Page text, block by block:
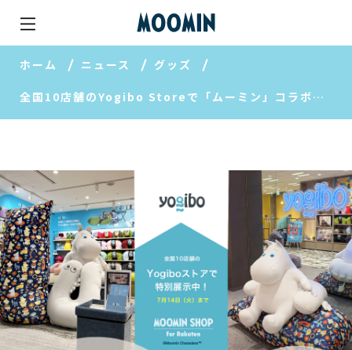
ホーム ニュース グッズ
全国10店舗のYogibo Storeで「ムーミン」コラボレーションシリーズを展示中【MOOMIN SHOP 楽天市場店】